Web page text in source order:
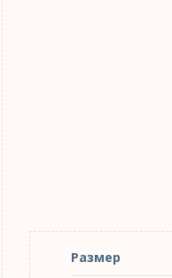
Размер